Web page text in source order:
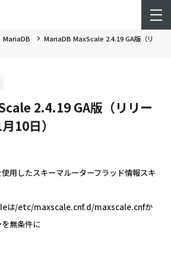
MariaDB
MariaDB MaxScale 2.4.19 GA版（リ
2.4.19 GA版（リリー
10日）
用したスキーマルーターフラッド情報スキ
は/etc/maxscale.cnf.d/maxscale.cnfか
無条件に